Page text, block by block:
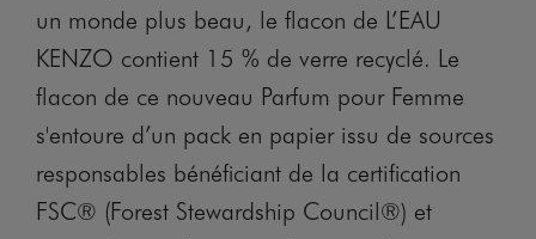
un monde plus beau, le flacon de L’EAU
KENZO contient 15 % de verre recyclé. Le
flacon de ce nouveau Parfum pour Femme
s'entoure d’un pack en papier issu de sources
responsables bénéficiant de la certification
FSC® (Forest Stewardship Council®) et